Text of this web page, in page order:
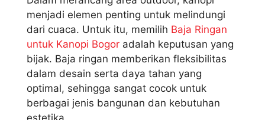
menjadi elemen penting untuk melindungi
dari cuaca. Untuk itu, memilih Baja Ringan
untuk Kanopi Bogor adalah keputusan yang
bijak. Baja ringan memberikan fleksibilitas
dalam desain serta daya tahan yang
optimal, sehingga sangat cocok untuk
berbagai jenis bangunan dan kebutuhan
estetika.